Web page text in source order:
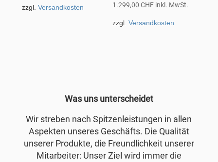
zzgl. Versandkosten 1.299,00CHF inkl. MwSt.
zzgl.Versandkosten
Was uns unterscheidet
Wir streben nach Spitzenleistungen in allen
Aspekten unseres Geschäfts. Die Qualität
unserer Produkte, die Freundlichkeit unserer
Mitarbeiter: Unser Ziel wird immer die